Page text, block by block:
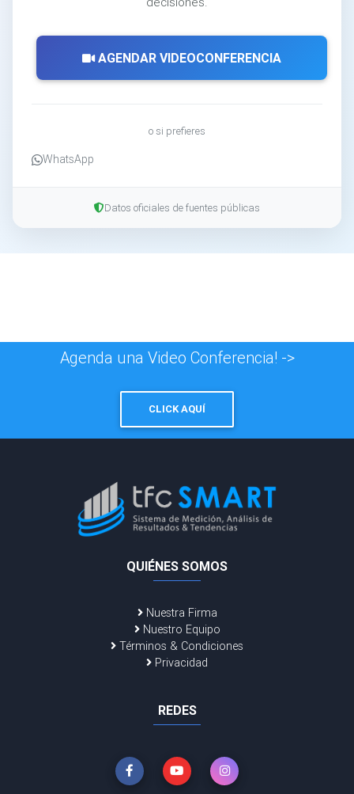
AGENDAR VIDEOCONFERENCIA
o si prefieres
WhatsApp
Datos oficiales de fuentes públicas
Agenda una Video Conferencia! ->
CLICK AQUÍ
QUIÉNES SOMOS
Nuestra Firma
Nuestro Equipo
Términos & Condiciones
Privacidad
REDES